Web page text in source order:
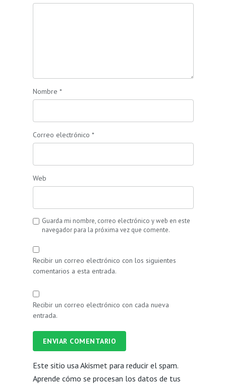
Nombre *
Correo electrónico *
Web
Guarda mi nombre, correo electrónico y web en este
navegador para la próxima vez que comente.
Recibir un correo electrónico con los siguientes
comentarios a esta entrada.
Recibir un correo electrónico con cada nueva
entrada.
ENVIAR COMENTARIO
Este sitio usa Akismet para reducir el spam.
Aprende cómo se procesan los datos de tus